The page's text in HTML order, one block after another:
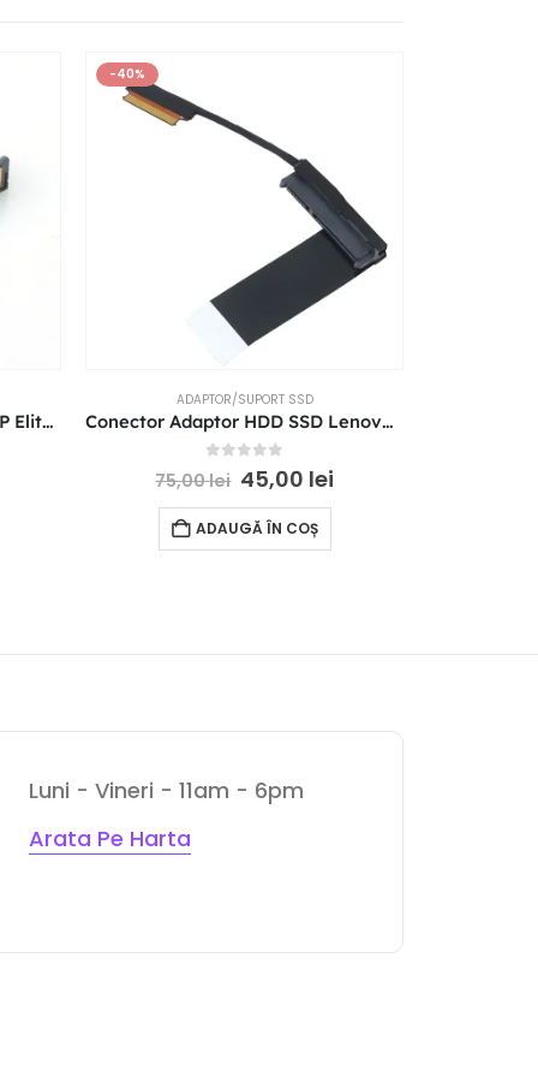
Conector Adaptor HDD SSD HP EliteBook 2560P 2570P
-40%
ADAPTOR/SUPORT SSD
Conector Adaptor HDD SSD Lenovo ThinkPad T570 P51S T580 P52S 01ER034
out of 5
75,00lei 45,00 lei
ADAUGĂ ÎN COȘ
Luni - Vineri - 11am - 6pm
Arata Pe Harta